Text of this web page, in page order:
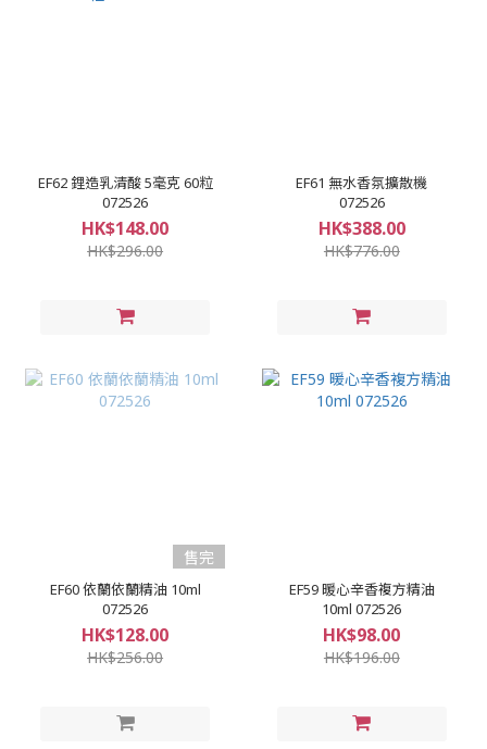
EF62 鋰造乳清酸 5毫克 60粒
072526
HK$148.00
HK$296.00
EF61 無水香氛擴散機
072526
HK$388.00
HK$776.00
售完
EF60 依蘭依蘭精油 10ml
072526
HK$128.00
HK$256.00
EF59 暖心辛香複方精油
10ml 072526
HK$98.00
HK$196.00